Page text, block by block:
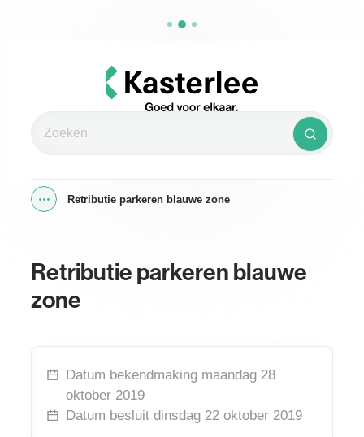
Kasterlee
Zoeken Zoeken
Toon alle broodkruimel items
Retributie parkeren blauwe zone
Retributie parkeren blauwe
zone
Datum bekendmaking maandag 28
oktober 2019
Datum besluit dinsdag 22 oktober 2019